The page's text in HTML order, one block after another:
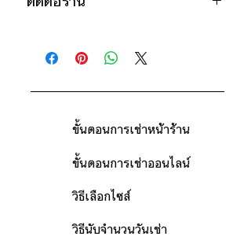
วันคืน)
ติดต่อร้านเพื่อสอบถามราคา
ดูแผนที่ร้าน
ขั้นตอนการเช่าหน้าร้าน
ขั้นตอนการเช่าออนไลน์
วิธีเลือกไซส์
วิธีนับจำนวนวันเช่า